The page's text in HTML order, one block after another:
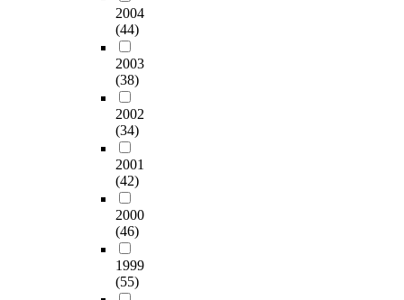
2004
(44)
2003
(38)
2002
(34)
2001
(42)
2000
(46)
1999
(55)